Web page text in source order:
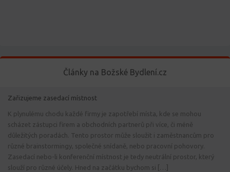
Články na Božské Bydlení.cz
Zařizujeme zasedací místnost
K plynulému chodu každé firmy je zapotřebí místa, kde se mohou
scházet zástupci firem a obchodních partnerů při více, či méně
důležitých poradách. Tento prostor může sloužit i zaměstnancům pro
různé brainstormingy, společné snídaně, nebo pracovní pohovory.
Zasedací nebo-li konferenční místnost je tedy neutrální prostor, který
slouží pro různé účely. Hned na začátku bychom si […]